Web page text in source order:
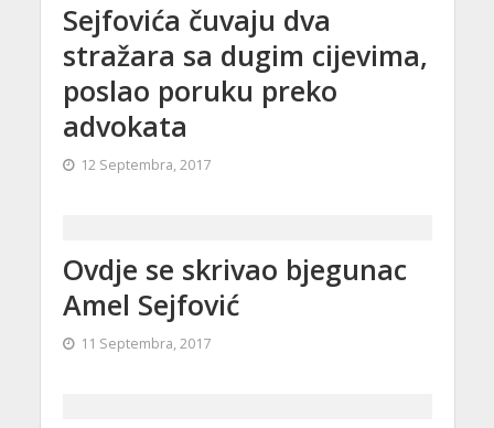
Sejfovića čuvaju dva
stražara sa dugim cijevima,
poslao poruku preko
advokata
12 Septembra, 2017
Ovdje se skrivao bjegunac
Amel Sejfović
11 Septembra, 2017